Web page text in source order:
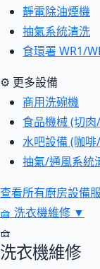
靜電除油煙機
抽氣系統清洗
食環署 WR1/
⚙ 更多設備
商用洗碗機
食品機械 (切
水吧設備 (咖
抽氣/通風系統
查看所有廚房設備
🧺 洗衣機維修 ▼
🧺
洗衣機維修